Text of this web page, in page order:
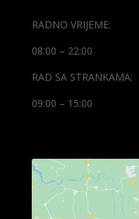
RADNO VRIJEME:
08:00 – 22:00
RAD SA STRANKAMA:
09:00 – 15:00